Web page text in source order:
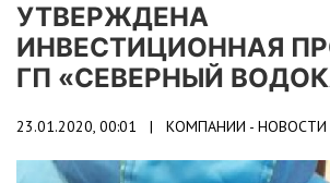
УТВЕРЖДЕНА
ИНВЕСТИЦИОННАЯ
ГП «СЕВЕРНЫЙ
23.01.2020, 00:01 | КОМПАНИИ - НОВОСТИ